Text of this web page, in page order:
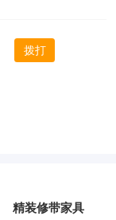
拨打
精装修带家具